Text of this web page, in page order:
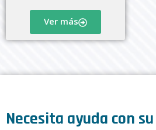
Ver más
Necesita ayuda con